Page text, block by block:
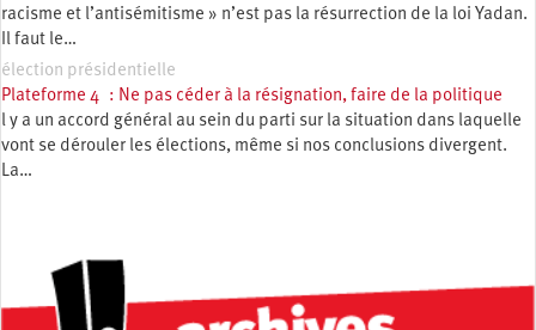
racisme et l’antisémitisme » n’est pas la résurrection de la loi Yadan.
Il faut le…
élection présidentielle
Plateforme 4 : Ne pas céder à la résignation, faire de la politique
l y a un accord général au sein du parti sur la situation dans laquelle
vont se dérouler les élections, même si nos conclusions divergent.
La…